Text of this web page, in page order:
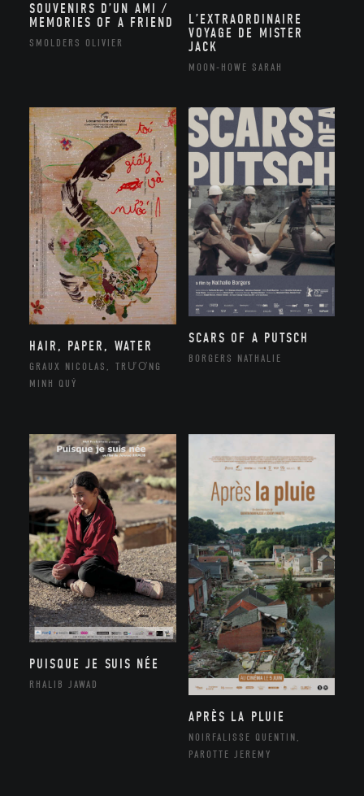
SOUVENIRS D’UN AMI /
MEMORIES OF A FRIEND
SMOLDERS OLIVIER
L’EXTRAORDINAIRE
VOYAGE DE MISTER
JACK
MOON-HOWE SARAH
HAIR, PAPER, WATER
GRAUX NICOLAS, TRƯƠNG
MINH QUÝ
SCARS OF A PUTSCH
BORGERS NATHALIE
PUISQUE JE SUIS NÉE
RHALIB JAWAD
APRÈS LA PLUIE
NOIRFALISSE QUENTIN,
PAROTTE JEREMY